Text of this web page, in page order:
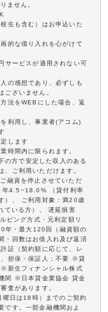
ません。
生も含む）はお申込いた
的な借り入れを心がけて
サービスが適用されない可
の感想であり、必ずしも
ございません。
法をWEBにした場合、返
利用し、事業者(アコム)
します
時間内に限られます。
方で安定した収入のある
、ご利用いただけます。
融資を停止させていただ
年4.5~18.0% （貸付利率
）、 ご利用対象：満20歳
ている方）、 遅延損害
ビング方式・元利定額リ
年・最大120回（融資額の
・回数はお借入れ及び返済
証（契約額に応じて、レ
、担保・保証人：不要 ※貸
新生フィナンシャル株式
関 ※日本貸金業協会 貸金
査があります。
日は18時）までのご契約
です。一部金融機関およ